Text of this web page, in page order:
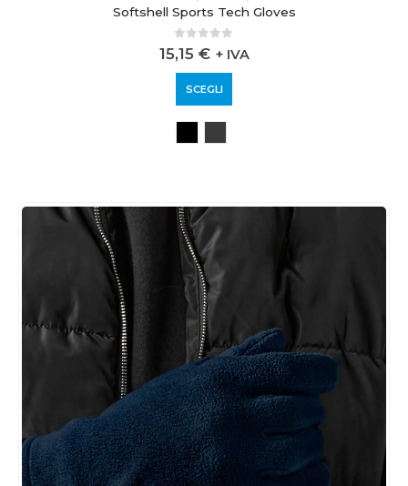
Softshell Sports Tech Gloves
0out of 5
15,15 € + IVA
SCEGLI